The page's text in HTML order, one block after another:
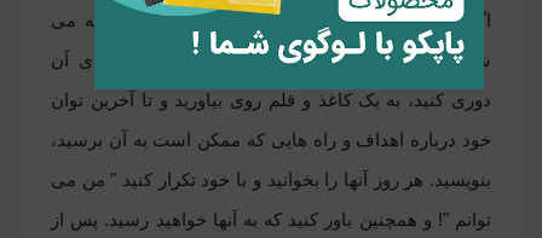
اگر قلبا خواهان رسیدن به اهداف خود هستید توصیه می
شود از گوشی های هوشمند، لپ تاپ و برنامه های آن
دوری کنید، به یک کاغذ و قلم روی بیاورید و تا آخرین توان
خود درباره اهداف و راه هایی که ممکن است به آن برسید،
بنویسید. هر روز آنها را بخوانید و با خود تکرار کنید " من می
توانم "! و همچنین باور کنید که به آنها خواهید رسید. پس از